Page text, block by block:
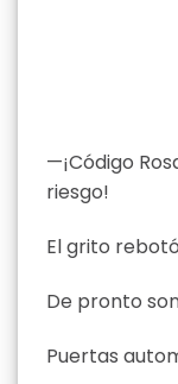
—¡Código
riesgo!
El grito
De pronto
Puertas